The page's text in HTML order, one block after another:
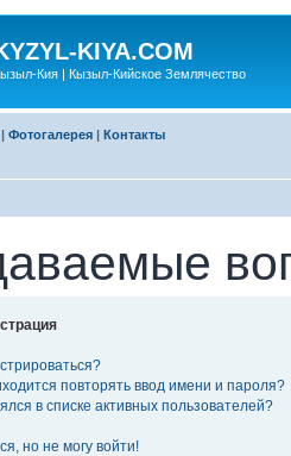
KIYA.COM
Кия | Кызыл-Кийское Землячество
| Фотогалерея | Контакты
повторять ввод имени и пароля?
в списке активных пользователей?
но не могу войти!